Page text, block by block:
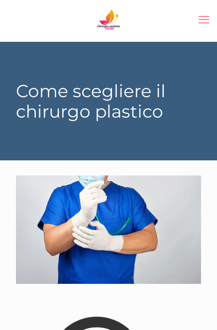
Come scegliere il
chirurgo plastico